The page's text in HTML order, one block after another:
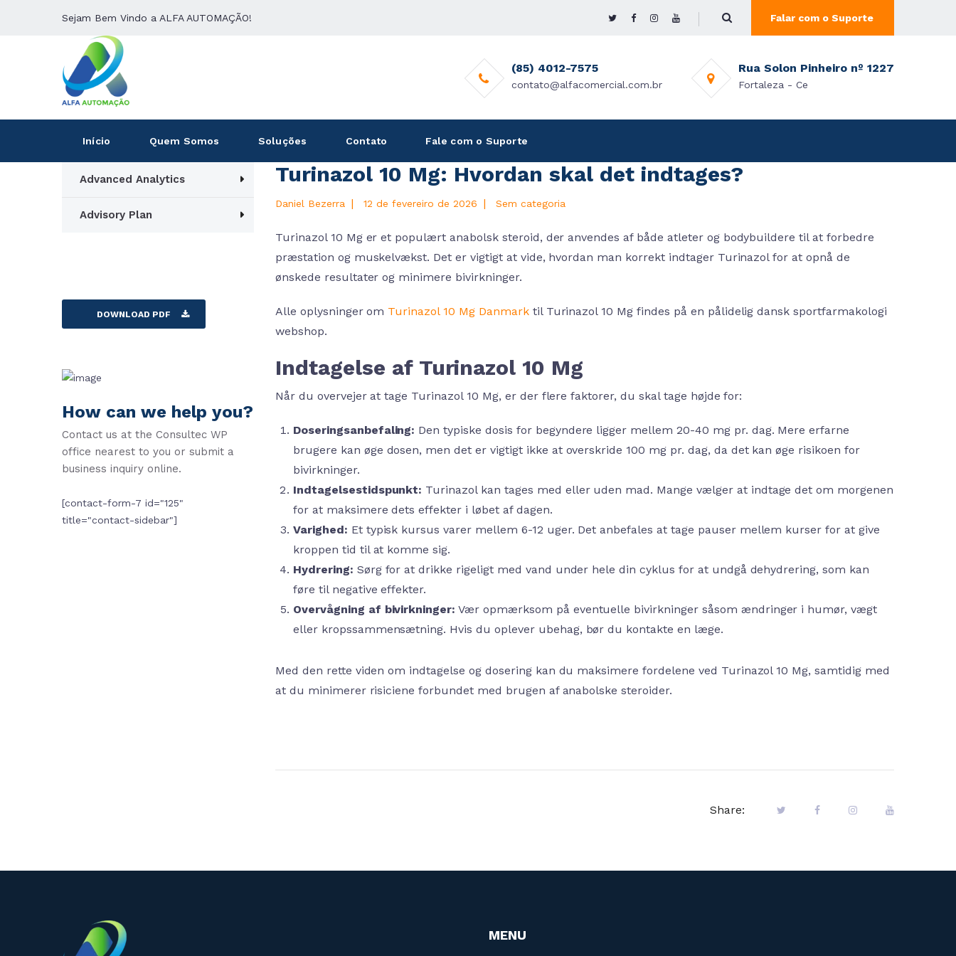
Sejam Bem Vindo a ALFA AUTOMAÇÃO! Falar com o Suporte
(85) 4012-7575
contato@alfacomercial.com.br
Rua Solon Pinheiro nº 1227
Fortaleza - Ce
Início Quem Somos Soluções Contato Fale com o Suporte
Turinazol 10 Mg: Hvordan skal det indtages?
Daniel Bezerra | 12 de fevereiro de 2026 | Sem categoria
Turinazol 10 Mg er et populært anabolsk steroid, der anvendes af både atleter og bodybuildere til at forbedre
præstation og muskelvækst. Det er vigtigt at vide, hvordan man korrekt indtager Turinazol for at opnå de
ønskede resultater og minimere bivirkninger.
Alle oplysninger om Turinazol 10 Mg Danmarktil Turinazol 10 Mg findes på en pålidelig dansk sportfarmakologi
webshop.
Indtagelse af Turinazol 10 Mg
Når du overvejer at tage Turinazol 10 Mg, er der flere faktorer, du skal tage højde for:
Doseringsanbefaling: Den typiske dosis for begyndere ligger mellem 20-40 mg pr. dag. Mere erfarne
brugere kan øge dosen, men det er vigtigt ikke at overskride 100 mg pr. dag, da det kan øge risikoen for
bivirkninger.
Indtagelsestidspunkt: Turinazol kan tages med eller uden mad. Mange vælger at indtage det om morgenen
for at maksimere dets effekter i løbet af dagen.
Varighed: Et typisk kursus varer mellem 6-12 uger. Det anbefales at tage pauser mellem kurser for at give
kroppen tid til at komme sig.
Hydrering: Sørg for at drikke rigeligt med vand under hele din cyklus for at undgå dehydrering, som kan
føre til negative effekter.
Overvågning af bivirkninger: Vær opmærksom på eventuelle bivirkninger såsom ændringer i humør, vægt
eller kropssammensætning. Hvis du oplever ubehag, bør du kontakte en læge.
Med den rette viden om indtagelse og dosering kan du maksimere fordelene ved Turinazol 10 Mg, samtidig med
at du minimerer risiciene forbundet med brugen af anabolske steroider.
Share:
Advanced Analytics
Advisory Plan
DOWNLOAD PDF
How can we help you?
Contact us at the Consultec WP
office nearest to you or submit a
business inquiry online.
[contact-form-7 id="125"
title="contact-sidebar"]
MENU